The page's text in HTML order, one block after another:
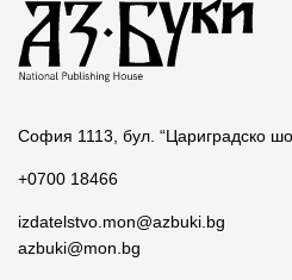
София 1113, бул. “Цариградско
+0700 18466
izdatelstvo.mon@azbuki.bg
azbuki@mon.bg